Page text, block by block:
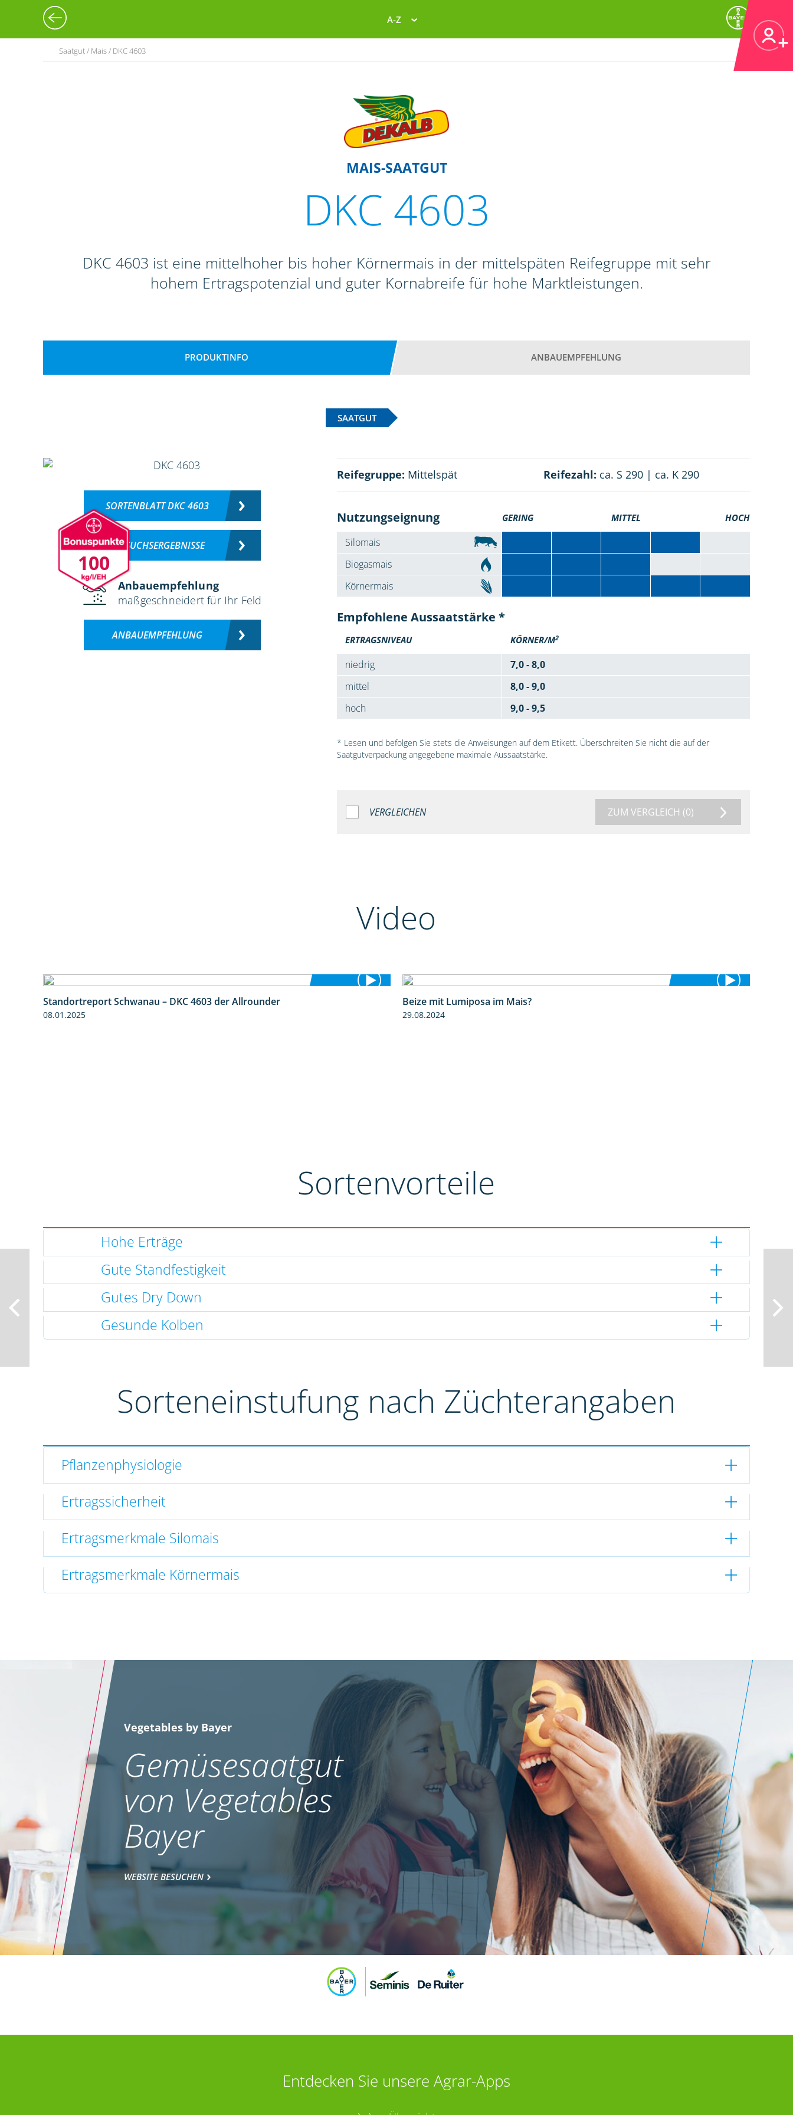
A-Z
Saatgut / Mais / DKC 4603
MAIS-SAATGUT
DKC 4603
DKC 4603 ist eine mittelhoher bis hoher Körnermais in der mittelspäten Reifegruppe mit sehr
hohem Ertragspotenzial und guter Kornabreife für hohe Marktleistungen.
PRODUKTINFO ANBAUEMPFEHLUNG
SAATGUT
100
SORTENBLATT DKC 4603
VERSUCHSERGEBNISSE
Anbauempfehlung
maßgeschneidert für Ihr Feld
ANBAUEMPFEHLUNG
Reifegruppe: Mittelspät Reifezahl: ca. S 290 | ca. K 290
Nutzungseignung GERING MITTEL HOCH
Silomais
Biogasmais
Körnermais
Empfohlene Aussaatstärke *
ERTRAGSNIVEAU KÖRNER/M2
niedrig
7,0 - 8,0
mittel
8,0 - 9,0
hoch
9,0 - 9,5
* Lesen und befolgen Sie stets die Anweisungen auf dem Etikett. Überschreiten Sie nicht die auf der
Saatgutverpackung angegebene maximale Aussaatstärke.
VERGLEICHEN ZUM VERGLEICH (0)
Video
Standortreport Schwanau – DKC 4603 der Allrounder
08.01.2025
Beize mit Lumiposa im Mais?
29.08.2024
Sortenvorteile
Hohe Erträge
Gute Standfestigkeit
Gutes Dry Down
Gesunde Kolben
Sorteneinstufung nach Züchterangaben
Pflanzenphysiologie
Ertragssicherheit
Ertragsmerkmale Silomais
Ertragsmerkmale Körnermais
Vegetables by Bayer
Gemüsesaatgut
von Vegetables
Bayer
WEBSITE BESUCHEN
Entdecken Sie unsere Agrar-Apps